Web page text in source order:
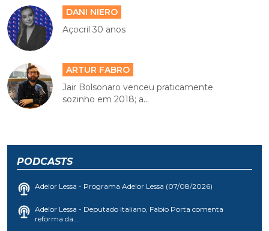
DANI NIERO
Açocril 30 anos
ARTUR FABRO
Jair Bolsonaro venceu praticamente
sozinho em 2018; a...
PODCASTS
Adelor Lessa - Programa Adelor Lessa (07/08/2026)
Adelor Lessa - Deputado italiano, Fabio Porta comenta
reforma da...